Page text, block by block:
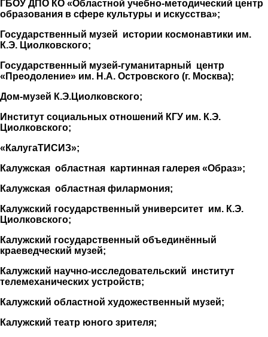
ГБОУ ДПО КО «Областной учебно-методический центр
образования в сфере культуры и искусства»;
Государственный музей истории космонавтики им.
К.Э. Циолковского;
Государственный музей-гуманитарный центр
«Преодоление» им. Н.А. Островского (г. Москва);
Дом-музей К.Э.Циолковского;
Институт социальных отношений КГУ им. К.Э.
Циолковского;
«КалугаТИСИЗ»;
Калужская областная картинная галерея «Образ»;
Калужская областная филармония;
Калужский государственный университет им. К.Э.
Циолковского;
Калужский государственный объединённый
краеведческий музей;
Калужский научно-исследовательский институт
телемехани­ческих устройств;
Калужский областной художественный музей;
Калужский театр юного зрителя;